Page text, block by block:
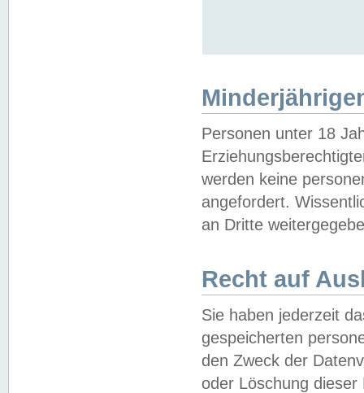
Personen unter 18
werden keine
angefordert.
an Dritte
Recht auf
Sie haben jederzeit
gespeicherten
den Zweck der
oder Löschung